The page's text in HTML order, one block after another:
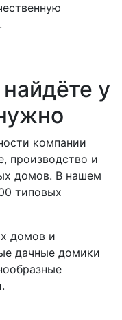
у
компании
производство и
домов. В нашем
типовых
домов и
дачные домики